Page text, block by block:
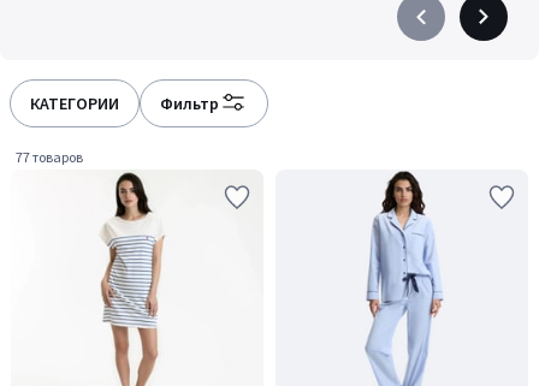
PrécédentSuivant
КАТЕГОРИИ Фильтр
77 товаров